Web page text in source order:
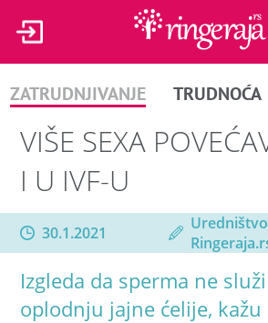
ZATRUDNJIVANJE TRUDNOĆA
VIŠE SEXA
I U IVF-U
30.1.2021
Izgleda da sperma ne
oplodnju jajne ćelije, kažu